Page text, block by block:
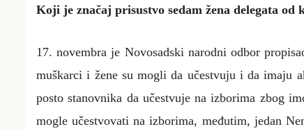
Koji je značaj prisustvo sedam žena delegata od
17. novembra je Novosadski narodni odbor
muškarci i žene su mogli da učestvuju i da imaju
posto stanovnika da učestvuje na izborima zbog
mogle učestvovati na izborima, međutim, jedan